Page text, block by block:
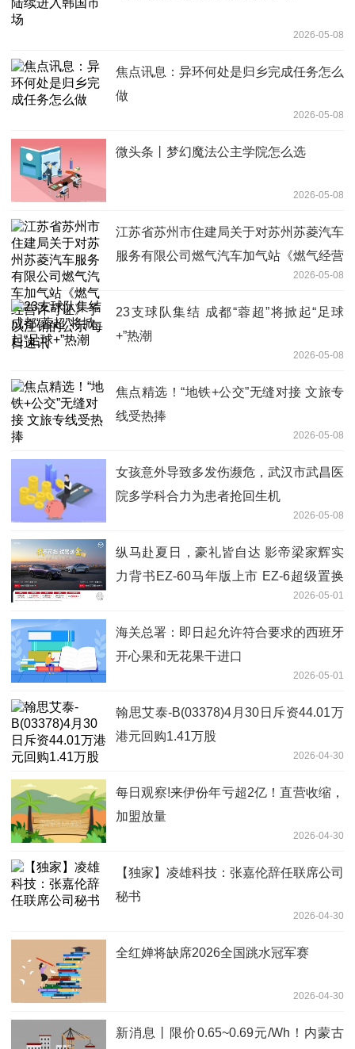
2026-05-08
焦点讯息：异环何处是归乡完成任务怎么
做
2026-05-08
微头条丨梦幻魔法公主学院怎么选
2026-05-08
‌江苏省苏州市住建局关于对苏州苏菱汽车
服务有限公司燃气汽车加气站《燃气经营
许可证》予以注销的公示 每日速讯2026-05-08
23支球队集结 成都“蓉超”将掀起“足球
+”热潮
2026-05-08
焦点精选！“地铁+公交”无缝对接 文旅专
线受热捧
2026-05-08
女孩意外导致多发伤濒危，武汉市武昌医
院多学科合力为患者抢回生机
2026-05-08
纵马赴夏日，豪礼皆自达 影帝梁家辉实
力背书EZ-60马年版上市 EZ-6超级置换
2026-05-01
海关总署：即日起允许符合要求的西班牙
开心果和无花果干进口
2026-05-01
翰思艾泰-B(03378)4月30日斥资44.01万
港元回购1.41万股
2026-04-30
每日观察!来伊份年亏超2亿！直营收缩，
加盟放量
2026-04-30
【独家】凌雄科技：张嘉伦辞任联席公司
秘书
2026-04-30
全红婵将缺席2026全国跳水冠军赛
2026-04-30
新消息丨限价0.65~0.69元/Wh！内蒙古